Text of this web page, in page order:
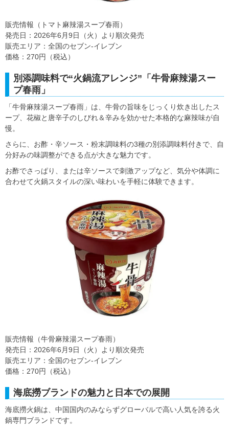
販売情報（トマト麻辣湯スープ春雨）
発売日：2026年6月9日（火）より順次発売
販売エリア：全国のセブン‐イレブン
価格：270円（税込）
別添調味料で“火鍋流アレンジ”「牛骨麻辣湯スー
プ春雨」
「牛骨麻辣湯スープ春雨」は、牛骨の旨味をじっくり炊き出したス
ープ、花椒と唐辛子のしびれ＆辛みを効かせた本格的な麻辣味が自
慢。
さらに、お酢・辛ソース・粉末調味料の3種の別添調味料付きで、自
分好みの味調整ができる点が大きな魅力です。
お酢でさっぱり、または辛ソースで刺激アップなど、気分や体調に
合わせて火鍋スタイルの深い味わいを手軽に体験できます。
販売情報（牛骨麻辣湯スープ春雨）
発売日：2026年6月9日（火）より順次発売
販売エリア：全国のセブン‐イレブン
価格：270円（税込）
海底撈ブランドの魅力と日本での展開
海底撈火鍋は、中国国内のみならずグローバルで高い人気を誇る火
鍋専門ブランドです。